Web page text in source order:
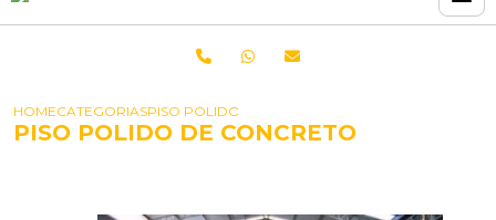
HOMECATEGORIASPISO POLIDO DE CONCRETO
PISO POLIDO DE CONCRETO